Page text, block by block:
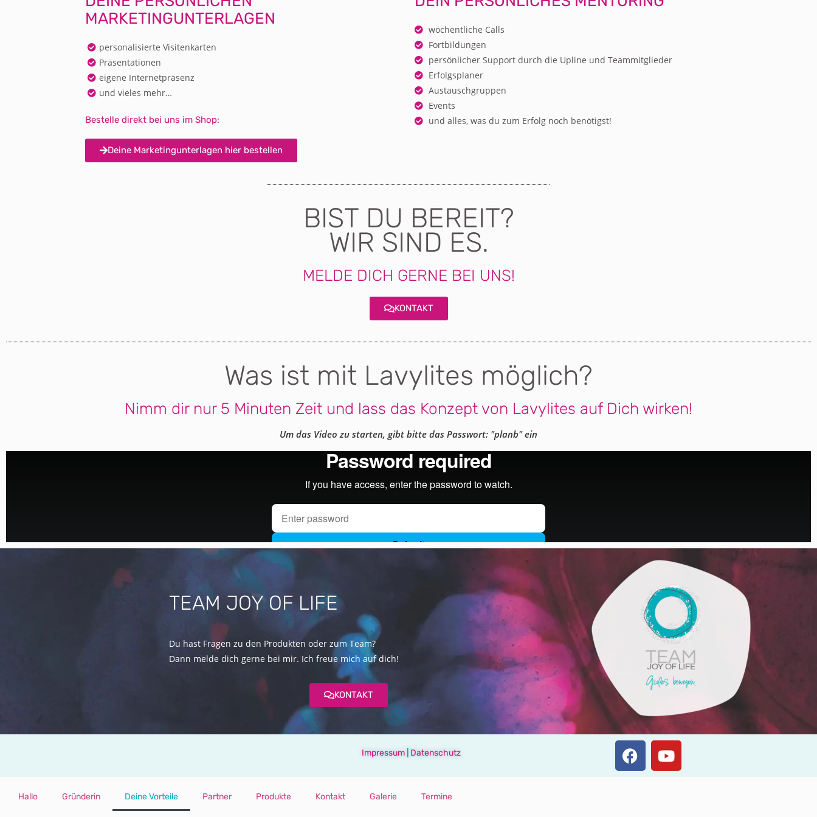
MARKETINGUNTERLAGEN
personalisierte Visitenkarten
Präsentationen
eigene Internetpräsenz
und vieles mehr…
Bestelle direkt bei uns im Shop:
Deine Marketingunterlagen hier bestellen
wöchent­liche Calls
Fortbildungen
persönlicher Support durch die Upline und Teammitglieder
Erfolgsplaner
Austauschgruppen
Events
und alles, was du zum Erfolg noch benötigst!
BIST DU BEREIT?
WIR SIND ES.
MELDE DICH GERNE BEI UNS!
KONTAKT
Was ist mit Lavylites möglich?
Nimm dir nur 5 Minuten Zeit und lass das Konzept von Lavylites auf Dich wirken!
Um das Video zu starten, gibt bitte das Passwort: "planb" ein
TEAM JOY OF LIFE
Du hast Fragen zu den Produkten oder zum Team?
Dann melde dich gerne bei mir. Ich freue mich auf dich!
KONTAKT
Impressum| Datenschutz
Hallo Gründerin Deine Vorteile Partner Produkte Kontakt Galerie Termine